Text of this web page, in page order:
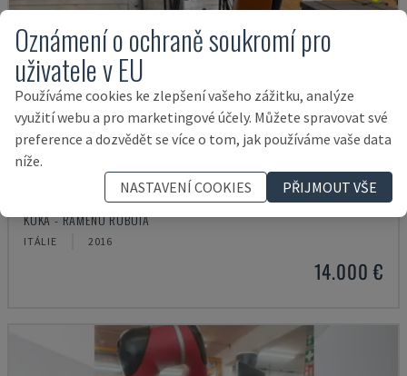
KR 210 R2700 EXTRA
KUKA - RAMENO ROBOTA
ITÁLIE 2016
14.000 €
Oznámení o ochraně soukromí pro
uživatele v EU
Používáme cookies ke zlepšení vašeho zážitku, analýze
využití webu a pro marketingové účely. Můžete spravovat své
preference a dozvědět se více o tom, jak používáme vaše data
níže.
NASTAVENÍ COOKIES
PŘIJMOUT VŠE